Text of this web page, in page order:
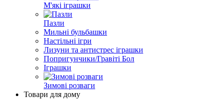
М'які іграшки
Пазли
Мильні бульбашки
Настільні ігри
Лизуни та антистрес іграшки
Попригунчики/Гравіті Бол
Іграшки
Зимові розваги
Товари для дому